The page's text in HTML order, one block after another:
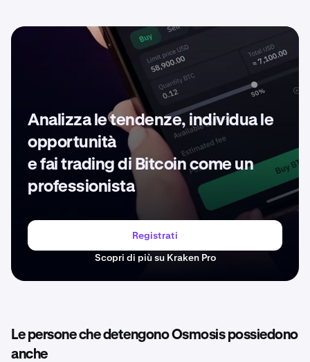
Analizza le tendenze, individua le
opportunità
e fai trading di Bitcoin come un
professionista
Registrati
Scopri di più su Kraken Pro
Le persone che detengono Osmosis possiedono
anche